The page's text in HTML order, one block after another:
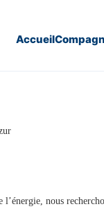
Accueil
l’énergie, nous